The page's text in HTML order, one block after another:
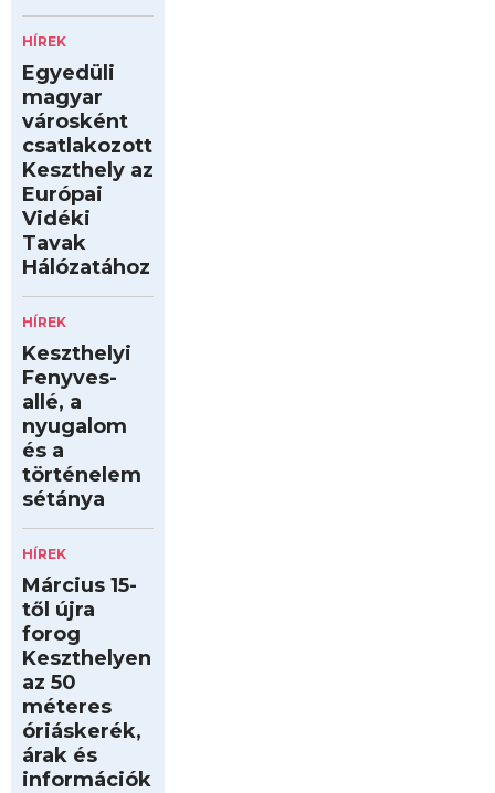
HÍREK
Egyedüli
magyar
városként
csatlakozott
Keszthely az
Európai
Vidéki
Tavak
Hálózatához
HÍREK
Keszthelyi
Fenyves-
allé, a
nyugalom
és a
történelem
sétánya
HÍREK
Március 15-
től újra
forog
Keszthelyen
az 50
méteres
óriáskerék,
árak és
információk